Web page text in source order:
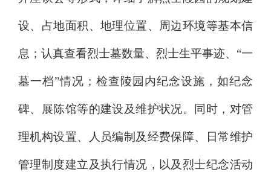
设、占地面积、地理位置、周边环境等基本信
息；认真查看烈士墓数量、烈士生平事迹、 “一
墓一档”情况；检查陵园内纪念设施，如纪念
碑、展陈馆等的建设及维护状况。同时，对管
理机构设置、人员编制及经费保障、日常维护
管理制度建立及执行情况，以及烈士纪念活动